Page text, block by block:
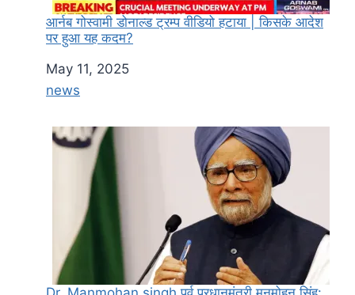
आर्नब गोस्वामी डोनाल्ड ट्रम्प वीडियो हटाया | किसके आदेश
पर हुआ यह कदम?
Date
May 11, 2025
In relation to
news